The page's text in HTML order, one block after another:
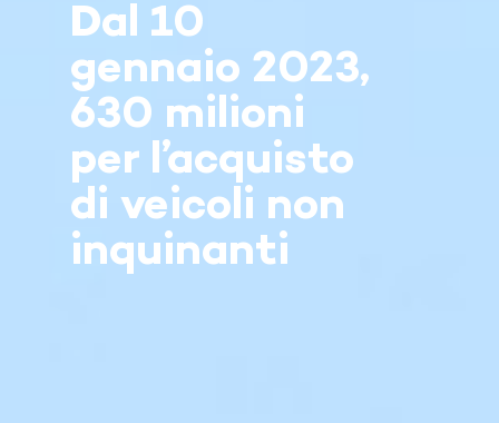
Dal 10
gennaio 2023,
630 milioni
per l’acquisto
di veicoli non
inquinanti